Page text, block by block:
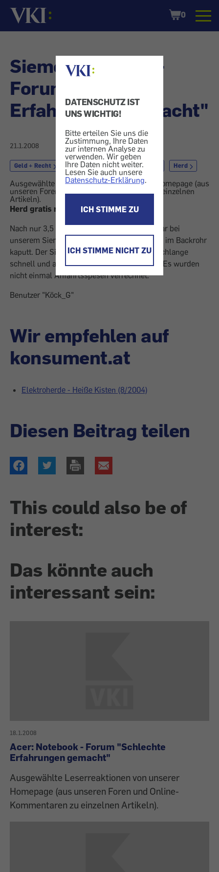
DATENSCHUTZ IST
UNS WICHTIG!
Bitte erteilen Sie uns die
Zustimmung, Ihre Daten
zur internen Analyse zu
verwenden. Wir geben
Ihre Daten nicht weiter.
Lesen Sie auch unsere
Datenschutz-Erklärung.
ICH STIMME ZU
ICH STIMME NICHT ZU
Startseite
Shopping
Cart
0
Siemens: E-Herd -
Forum "Gute
Erfahrungen gemacht"
21.1.2008
Geld + Recht Garantie Heim + Garten Herd
Ausgewählte Leserreaktionen von unserer Homepage (aus
unseren Foren und Online-Kommentaren zu einzelnen
Artikeln).
Herd gratis repariert
Nach nur 3,5 Jahren (24 Monate Garantie) war bei
unserem Siemens-E-Herd eine Heizschlange im Backrohr
kaputt. Der Siemens-Techniker hat die Heizschlange
schnell und auf Kulanz kostenlos getauscht. Es wurden
nicht einmal Anfahrtsspesen verrechnet.
Benutzer "Köck_G"
Wir empfehlen auf
konsument.at
Elektroherde - Heiße Kisten (8/2004)
Diesen Beitrag teilen
This could also be of
interest:
Das könnte auch
interessant sein:
18.1.2008
Acer: Notebook - Forum "Schlechte
Erfahrungen gemacht"
Ausgewählte Leserreaktionen von unserer
Homepage (aus unseren Foren und Online-
Kommentaren zu einzelnen Artikeln).